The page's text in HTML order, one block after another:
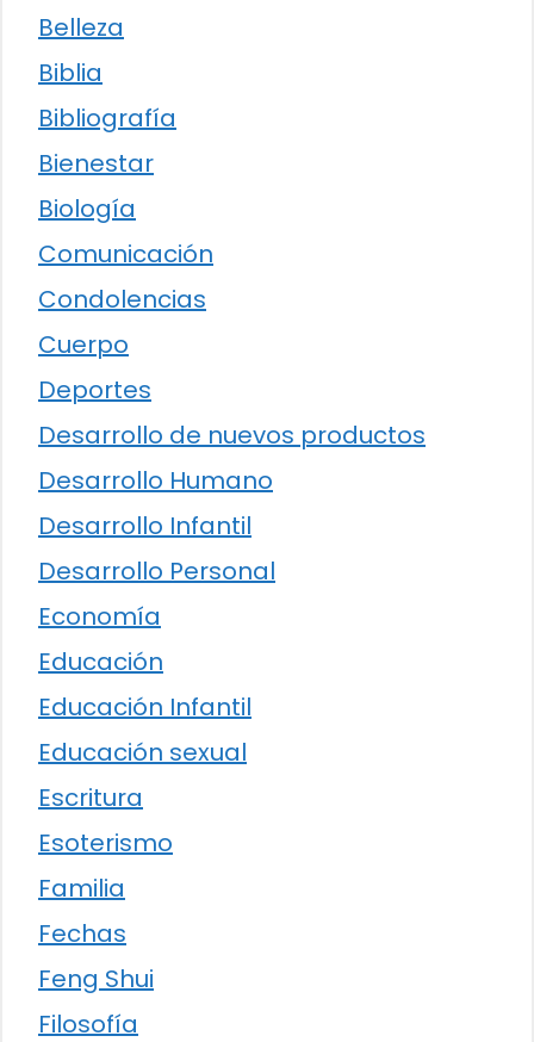
Belleza
Biblia
Bibliografía
Bienestar
Biología
Comunicación
Condolencias
Cuerpo
Deportes
Desarrollo de nuevos productos
Desarrollo Humano
Desarrollo Infantil
Desarrollo Personal
Economía
Educación
Educación Infantil
Educación sexual
Escritura
Esoterismo
Familia
Fechas
Feng Shui
Filosofía